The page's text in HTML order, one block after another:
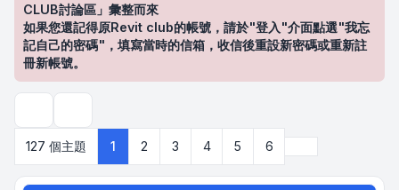
CLUB討論區」彙整而來
如果您還記得原Revit club的帳號，請於"登入"介面點選"我忘
記自己的密碼"，填寫當時的信箱，收信後重設新密碼或重新註
冊新帳號。
127 個主題
1 2 3 4 5 6